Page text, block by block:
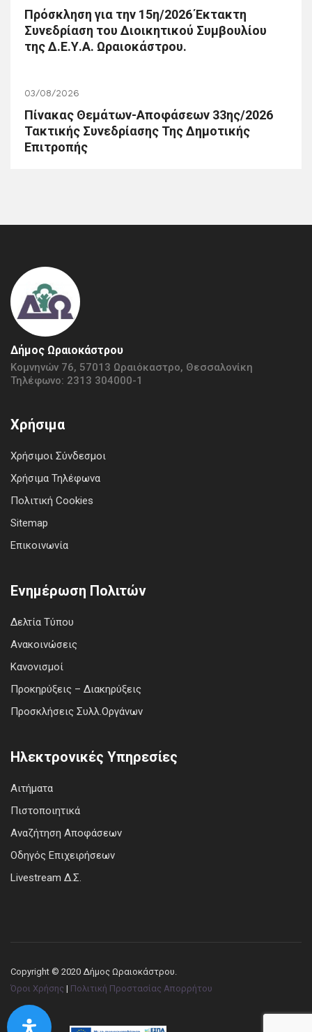
Πρόσκληση για την 15η/2026 Έκτακτη
Συνεδρίαση του Διοικητικού Συμβουλίου
της Δ.Ε.Υ.Α. Ωραιοκάστρου.
03/08/2026
Πίνακας Θεμάτων-Αποφάσεων 33ης/2026
Τακτικής Συνεδρίασης Της Δημοτικής
Επιτροπής
Δήμος Ωραιοκάστρου
Κομνηνών 76, 57013 Ωραιόκαστρο, Θεσσαλονίκη
Τηλέφωνο: 2313 304000-1
Χρήσιμα
Χρήσιμοι Σύνδεσμοι
Χρήσιμα Τηλέφωνα
Πολιτική Cookies
Sitemap
Επικοινωνία
Ενημέρωση Πολιτών
Δελτία Τύπου
Ανακοινώσεις
Κανονισμοί
Προκηρύξεις – Διακηρύξεις
Προσκλήσεις Συλλ.Οργάνων
Ηλεκτρονικές Υπηρεσίες
Αιτήματα
Πιστοποιητικά
Αναζήτηση Αποφάσεων
Οδηγός Επιχειρήσεων
Livestream Δ.Σ.
Copyright © 2020 Δήμος Ωραιοκάστρου.
Όροι Χρήσης | Πολιτική Προστασίας Απορρήτου